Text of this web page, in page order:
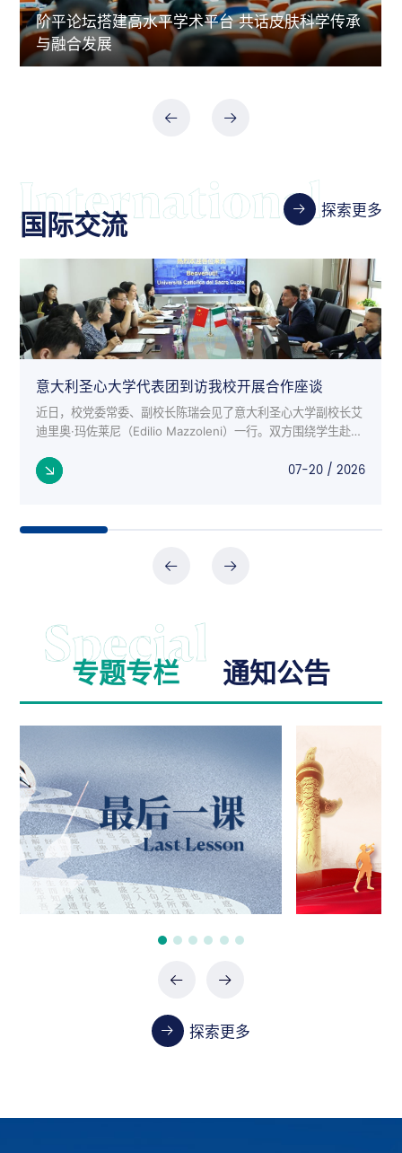
阶平论坛搭建高水平学术平台 共话皮肤科学传承
与融合发展
国际交流 探索更多
意大利圣心大学代表团到访我校开展合作座谈
近日，校党委常委、副校长陈瑞会见了意大利圣心大学副校长艾
迪里奥·玛佐莱尼（Edilio Mazzoleni）一行。双方围绕学生赴意
利来...
07-20 / 2026
专题专栏 通知公告
探索更多
公告
政府采购项目（0747-2660SCCZD088）中标结
果公告
07-24 / 2026
政府采购项目（XHTC-HW-2026-0487）中标结
果公告
政府采购项目（XHTC-HW-2026-0485）中标结
首都医科大学2023-2024学年本科教学质量报告